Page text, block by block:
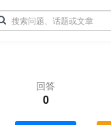
回答
0